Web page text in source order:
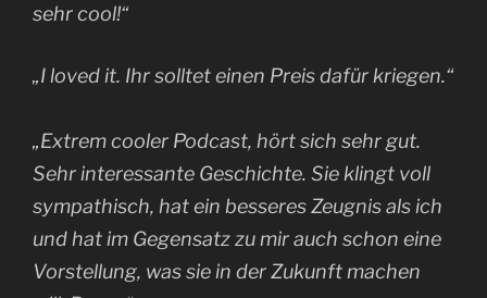
sehr cool!“
„I loved it. Ihr solltet einen Preis dafür kriegen.“
„Extrem cooler Podcast, hört sich sehr gut.
Sehr interessante Geschichte. Sie klingt voll
sympathisch, hat ein besseres Zeugnis als ich
und hat im Gegensatz zu mir auch schon eine
Vorstellung, was sie in der Zukunft machen